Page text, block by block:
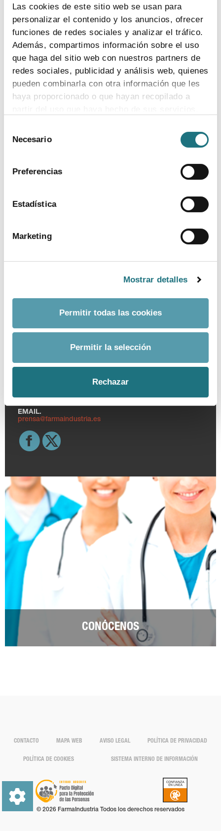
Las cookies de este sitio web se usan para
personalizar el contenido y los anuncios, ofrecer
funciones de redes sociales y analizar el tráfico.
Además, compartimos información sobre el uso
que haga del sitio web con nuestros partners de
redes sociales, publicidad y análisis web, quienes
pueden combinarla con otra información que les
haya proporcionado o que hayan recopilado a
Para más información puede acceder a nuestra
Necesario
Preferencias
Estadística
Marketing
Mostrar detalles
Permitir todas las cookies
Permitir la selección
Rechazar
INDICADORES
El valor estratégico de la industria
farmacéutica (2024)
ver más
Encuesta de empleo en la industria
ver más
BANCO DE IMÁGENES
915 159 350
EMAIL.
prensa@farmaindustria.es
CONÓCENOS
CONTACTO MAPA WEB AVISO LEGAL POLÍTICA DE PRIVACIDAD
POLÍTICA DE COOKIES SISTEMA INTERNO DE INFORMACIÓN
© 2026 FarmaIndustria Todos los derechos reservados